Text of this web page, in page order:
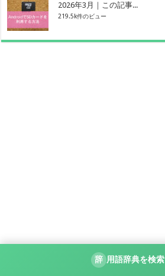
2026年3月｜この記事...
219.5k件のビュー
辞 用語辞典を検索